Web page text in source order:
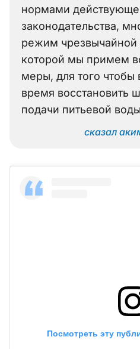
нормами
законодательства,
режим чрезвычайной
которой мы примем
меры, для того чтобы
время восстановить
подачи питьевой
сказал
Посмотреть эту